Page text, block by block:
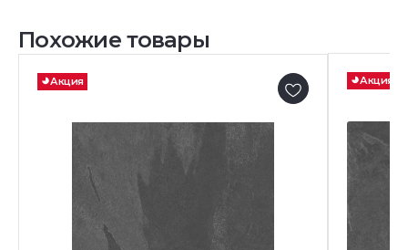
Похожие товары
Акция Акция